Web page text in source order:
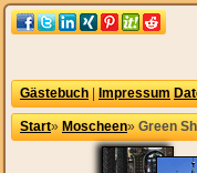
Gästebuch Impressum
Start» Moscheen» Green